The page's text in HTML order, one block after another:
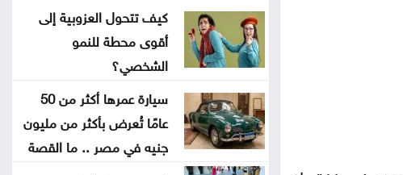
الأردن يدين التفجير الإرهابي الذي
استهدف حافلة في جرمانا بريف دمشق
غوتيريش يدعو روسيا وأوكرانيا إلى
تجنب استهداف المدنيين
المواصفات والمقاييس: 25% من
كيف تتحول العزوبية إلى
أقوى محطة للنمو
الشخصي؟
سيارة عمرها أكثر من 50
عامًا تُعرض بأكثر من مليون
جنيه في مصر .. ما القصة